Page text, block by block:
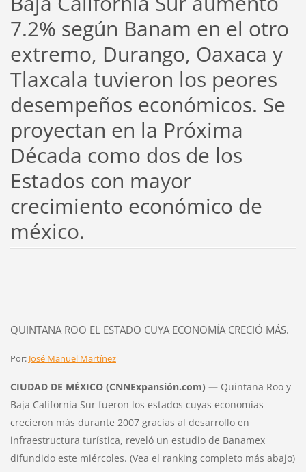
7.2% según Banam en el otro
extremo, Durango, Oaxaca y
Tlaxcala tuvieron los peores
desempeños económicos. Se
proyectan en la Próxima
Década como dos de los
Estados con mayor
crecimiento económico de
méxico.
QUINTANA ROO EL ESTADO CUYA ECONOMÍA CRECIÓ MÁS.
Por: José Manuel Martínez
CIUDAD DE MÉXICO (CNNExpansión.com) — Quintana Roo y
Baja California Sur fueron los estados cuyas economías
crecieron más durante 2007 gracias al desarrollo en
infraestructura turística, reveló un estudio de Banamex
difundido este miércoles. (Vea el ranking completo más abajo)